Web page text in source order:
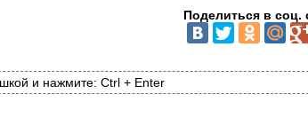
Поделиться в соц.
и нажмите: Ctrl + Enter